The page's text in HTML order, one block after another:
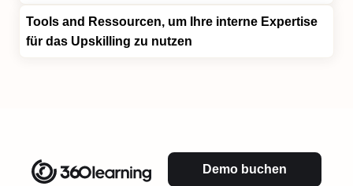
Tools and Ressourcen, um Ihre interne Expertise
für das Upskilling zu nutzen
Demo buchen